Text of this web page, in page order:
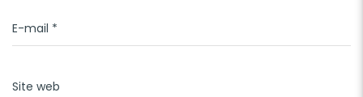
E-mail *
Site web